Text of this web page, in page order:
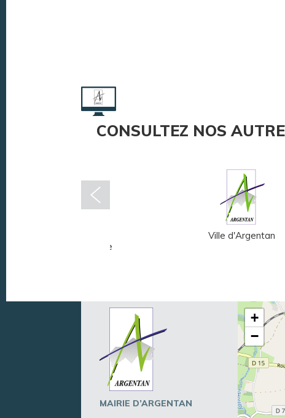
CONSULTEZ NOS
Léger - André Mare
Ville d'Argentan
MAIRIE D’ARGENTAN
+
−